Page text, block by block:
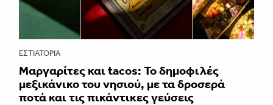
ΕΣΤΙΑΤΌΡΙΑ
Μαργαρίτες και tacos: Το δημοφιλές
μεξικάνικο του νησιού, με τα δροσερά
ποτά και τις πικάντικες γεύσεις